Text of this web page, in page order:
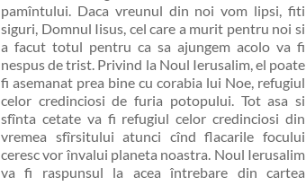
pamîntului. Daca vreunul din noi vom lipsi, fiti
siguri, Domnul Iisus, cel care a murit pentru noi si
a facut totul pentru ca sa ajungem acolo va fi
nespus de trist. Privind la Noul Ierusalim, el poate
fi asemanat prea bine cu corabia lui Noe, refugiul
celor credinciosi de furia potopului. Tot asa si
sfînta cetate va fi refugiul celor credinciosi din
vremea sfîrsitului atunci cînd flacarile focului
ceresc vor învalui planeta noastra. Noul Ierusalim
va fi raspunsul la acea întrebare din cartea